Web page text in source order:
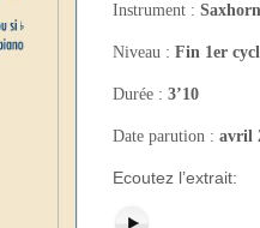
Instrument :
Niveau :Fin 1er
Durée :3’10
Date parution :avril
Ecoutez l’extrait: